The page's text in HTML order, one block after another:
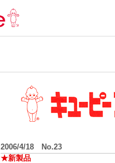
2006/4/18 No.23
★新製品